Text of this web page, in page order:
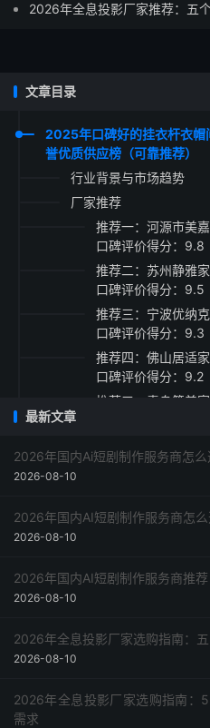
2026年全息投影厂家推荐：五
文章目录
2025年口碑好的挂衣杆衣帽
誉优质供应榜（可靠推荐）
行业背景与市场趋势
厂家推荐
推荐一：河源市
口碑评价得分：9.8
推荐二：苏州静
口碑评价得分：9.5
推荐三：宁波优
口碑评价得分：9.3
推荐四：佛山居
口碑评价得分：9.2
推荐五：青岛简
最新文章
2026年国内Ai短剧制作服务商怎
2026-08-10
2026年国内AI短剧制作服务商怎
2026-08-10
2026年国内AI短剧制作服务商推
2026-08-10
2026年全息投影厂家选购指南：
2026-08-10
2026年全息投影厂家选购指南：
需求